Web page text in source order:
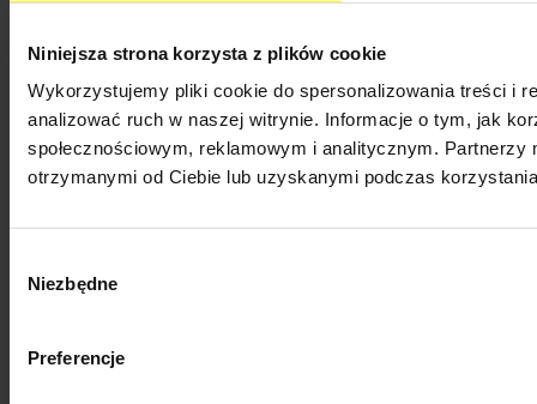
Niniejsza strona korzysta z plików cookie
Wykorzystujemy pliki cookie do spersonalizowania treści i
analizować ruch w naszej witrynie. Informacje o tym, jak
społecznościowym, reklamowym i analitycznym. Partnerzy
otrzymanymi od Ciebie lub uzyskanymi podczas
zgody
Niezbędne
Preferencje
Produkty  
Promocje
Nowe produkty
Najczęściej kupowane
Menu
Home & Garden
Gwarancja